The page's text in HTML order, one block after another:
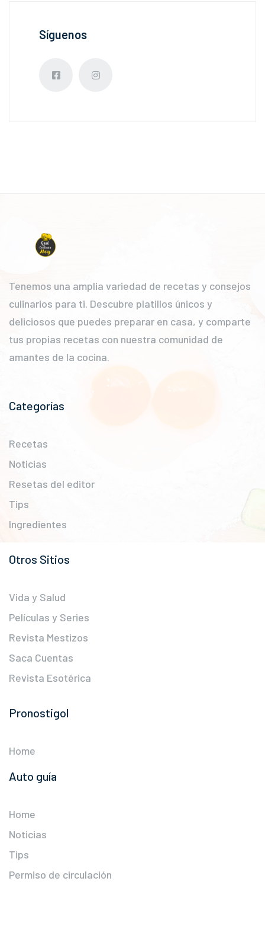
Síguenos
Tenemos una amplia variedad de recetas y consejos
culinarios para ti. Descubre platillos únicos y
deliciosos que puedes preparar en casa, y comparte
tus propias recetas con nuestra comunidad de
amantes de la cocina.
Categorías
Recetas
Noticias
Resetas del editor
Tips
Ingredientes
Otros Sitios
Vida y Salud
Películas y Series
Revista Mestizos
Saca Cuentas
Revista Esotérica
Pronostigol
Home
Auto guía
Home
Noticias
Tips
Permiso de circulación